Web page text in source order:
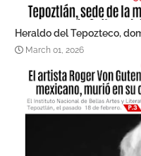
Heraldo del Tepozteco,
March 01, 2026